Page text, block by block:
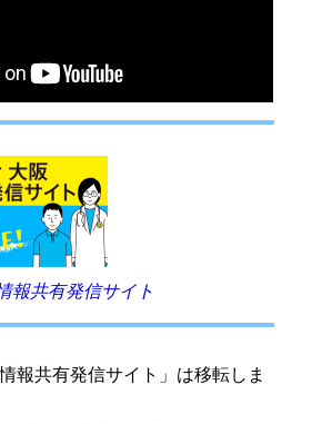
共有発信サイト
報共有発信サイト」は移転しま